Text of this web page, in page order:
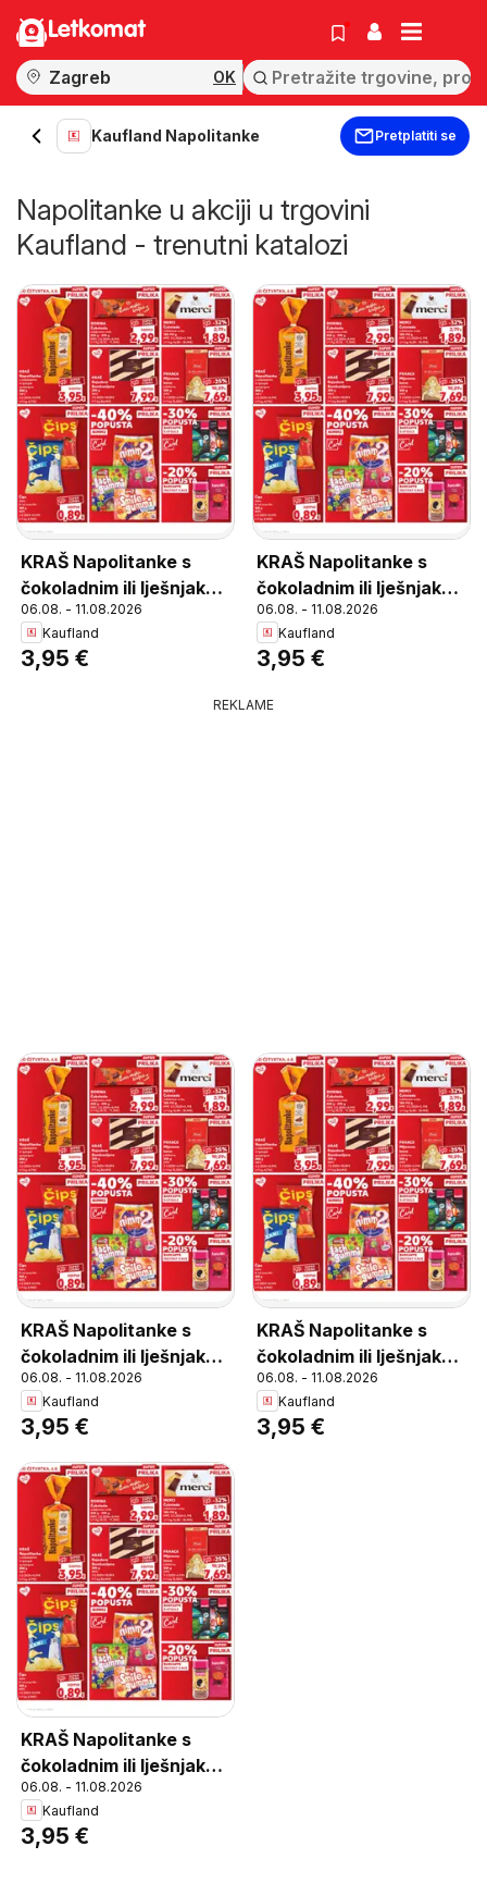
Letkomat
OK
Kaufland Napolitanke Pretplatiti se
Napolitanke u akciji u trgovini
Kaufland - trenutni katalozi
KRAŠ Napolitanke s
čokoladnim ili lješnjak
punjenjem, Napolitanke
s čokoladnim ili lješnjak
punjenjem 840 g
06.08. - 11.08.2026
Kaufland
3,95 €
KRAŠ Napolitanke s
čokoladnim ili lješnjak
punjenjem, Napolitanke
s čokoladnim ili lješnjak
punjenjem 840 g
06.08. - 11.08.2026
Kaufland
3,95 €
REKLAME
KRAŠ Napolitanke s
čokoladnim ili lješnjak
punjenjem, Napolitanke
s čokoladnim ili lješnjak
punjenjem 840 g
06.08. - 11.08.2026
Kaufland
3,95 €
KRAŠ Napolitanke s
čokoladnim ili lješnjak
punjenjem, Napolitanke
s čokoladnim ili lješnjak
punjenjem 840 g
06.08. - 11.08.2026
Kaufland
3,95 €
KRAŠ Napolitanke s
čokoladnim ili lješnjak
punjenjem, Napolitanke
s čokoladnim ili lješnjak
punjenjem 840 g
06.08. - 11.08.2026
Kaufland
3,95 €